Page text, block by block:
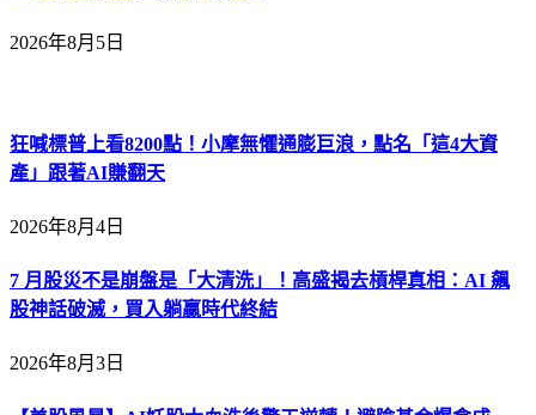
2026年8月5日
狂喊標普上看8200點！小摩無懼通膨巨浪，點名「這4大資
產」跟著AI賺翻天
2026年8月4日
7 月股災不是崩盤是「大清洗」！高盛揭去槓桿真相：AI 飆
股神話破滅，買入躺贏時代終結
2026年8月3日